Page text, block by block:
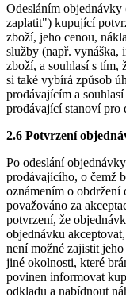
Odesláním
zaplatit") kupující
zboží, jeho cenou,
služby (např. vynáška,
zboží, a souhlasí s tím,
si také vybírá způsob
prodávajícím a
prodávající stanoví pro
2.6 Potvrzení
Po odeslání
prodávajícího, o čemž
oznámením o obdržení
považováno za
potvrzení, že
objednávku
není možné zajistit
jiné okolnosti, které
povinen informovat
odkladu a nabídnout